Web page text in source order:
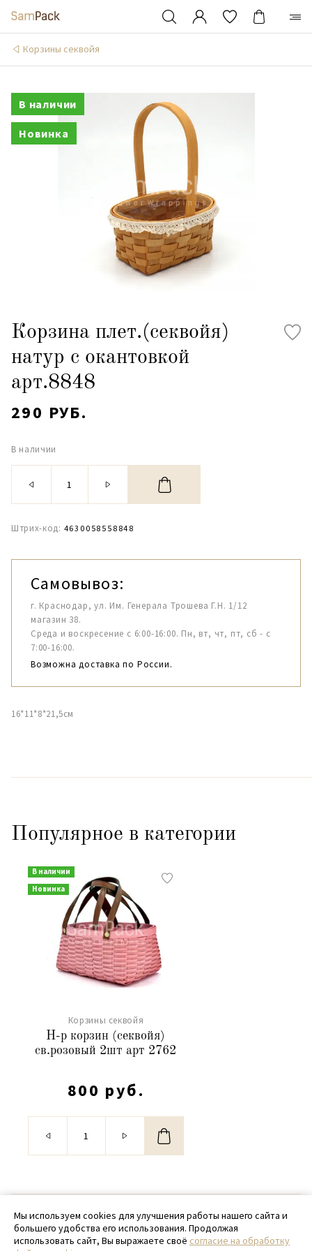
Корзины секвойя
В наличии
Новинка
Корзина плет.(секвойя)
натур с окантовкой
арт.8848
290 РУБ.
В наличии
Штрих-код: 4630058558848
Самовывоз:
г. Краснодар, ул. Им. Генерала Трошева Г.Н. 1/12
магазин 38.
Среда и воскресение с 6:00-16:00. Пн, вт, чт, пт, сб - с
7:00-16:00.
Возможна доставка по России.
16*11*8*21,5см
Популярное в категории
В наличии
Новинка
Корзины секвойя
Н-р корзин (секвойя)
св.розовый 2шт арт 2762
800 руб.
© 2020 - 2026 SamPack
+ 7 (918) 699-97-87
Мы используем cookies для улучшения работы нашего сайта и
большего удобства его использования. Продолжая
использовать сайт, Вы выражаете своё согласие на обработку